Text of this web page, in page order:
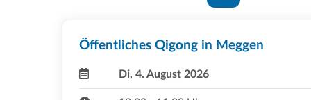
Öffentliches Qigong in Meggen
Di, 4. August 2026